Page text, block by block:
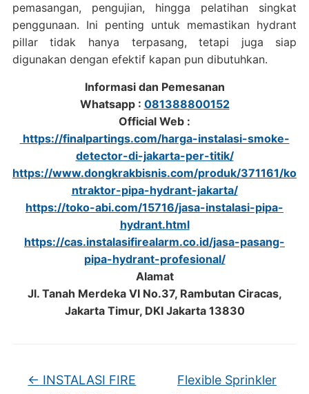
pemasangan, pengujian, hingga pelatihan singkat
penggunaan. Ini penting untuk memastikan hydrant
pillar tidak hanya terpasang, tetapi juga siap
digunakan dengan efektif kapan pun dibutuhkan.
Informasi dan Pemesanan
Whatsapp : 081388800152
Official Web :
https://finalpartings.com/harga-instalasi-smoke-
detector-di-jakarta-per-titik/
https://www.dongkrakbisnis.com/produk/371161/ko
ntraktor-pipa-hydrant-jakarta/
https://toko-abi.com/15716/jasa-instalasi-pipa-
hydrant.html
https://cas.instalasifirealarm.co.id/jasa-pasang-
pipa-hydrant-profesional/
Alamat
Jl. Tanah Merdeka VI No.37, Rambutan Ciracas,
Jakarta Timur, DKI Jakarta 13830
← INSTALASI FIRE
Flexible Sprinkler